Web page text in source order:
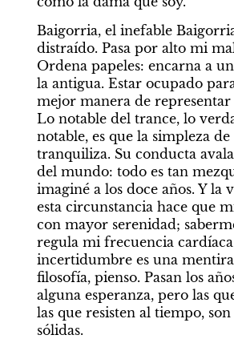
Baigorria, el inefable
distraído. Pasa por alto mi
Ordena papeles: encarna a
la antigua. Estar ocupado
mejor manera de
Lo notable del trance, lo
notable, es que la simpleza
tranquiliza. Su conducta
del mundo: todo es tan
imaginé a los doce años. Y la
esta circunstancia hace que
con mayor serenidad;
regula mi frecuencia
incertidumbre es una
filosofía, pienso. Pasan los
alguna esperanza, pero las
las que resisten al tiempo,
sólidas.